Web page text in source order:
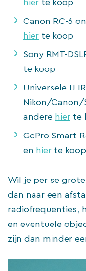
hier te koop
Canon RC-6
hier te koop
Sony RMT-
te koop
Universele JJ
Nikon/Canon/
andere hier te
GoPro Smart
en hier te koop
Wil je per se
dan naar een
radiofrequenties,
en eventuele
zijn dan minder